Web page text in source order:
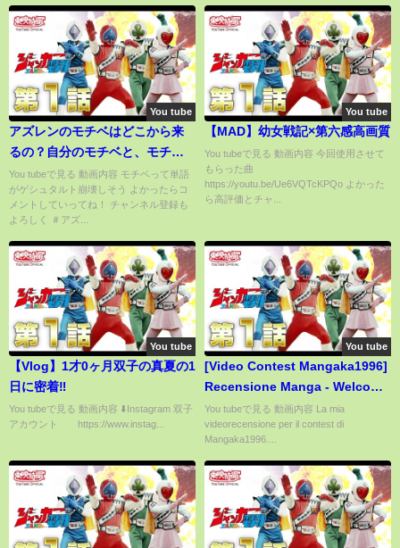
You tube
アズレンのモチベはどこから来
るの？自分のモチベと、モチベ
に対する考え方の話【アズレ
ン】
You tubeで見る 動画内容 モチベって単語
がゲシュタルト崩壊しそう よかったらコ
メントしていってね！ チャンネル登録も
よろしく ＃アズ...
You tube
【MAD】幼女戦記×第六感高画質
You tubeで見る 動画内容 今回使用させて
もらった曲
https://youtu.be/Ue6VQTcKPQo よかった
ら高評価とチャ...
You tube
【Vlog】1才0ヶ月双子の真夏の1
日に密着‼️
You tubeで見る 動画内容 ⬇️Instagram 双子
アカウント https://www.instag...
You tube
[Video Contest Mangaka1996]
Recensione Manga - Welcome
To The NHK (NHKにようこそ!)
You tubeで見る 動画内容 La mia
videorecensione per il contest di
Mangaka1996....